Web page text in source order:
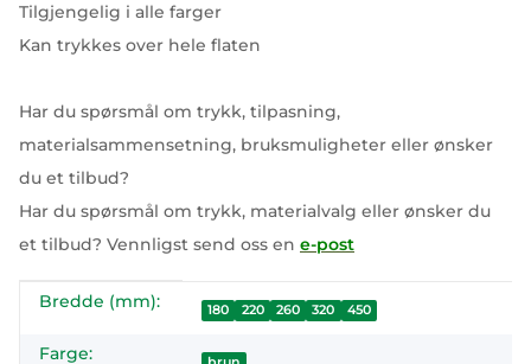
Tilgjengelig i alle farger
Kan trykkes over hele flaten
Har du spørsmål om trykk, tilpasning,
materialsammensetning, bruksmuligheter eller ønsker
du et tilbud?
Har du spørsmål om trykk, materialvalg eller ønsker du
et tilbud? Vennligst send oss en e-post
#productDetails.itemInformation#
#productDetails.itemValue#
Bredde (mm): 180 220 260 320 450
Farge: